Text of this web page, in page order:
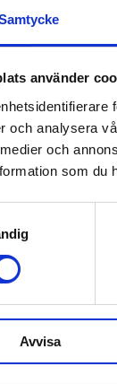
använder
och analysera
och
som du
Avvisa